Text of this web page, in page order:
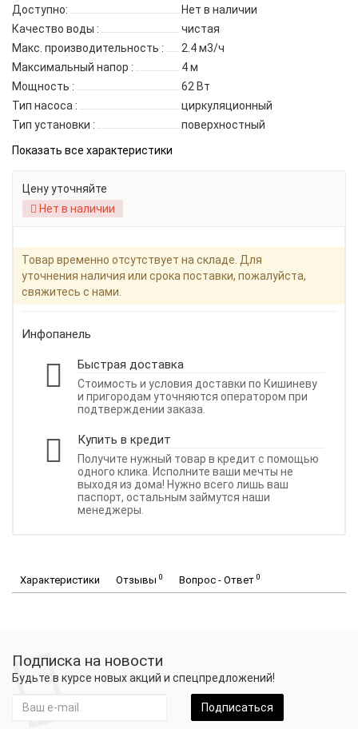
Доступно:
Нет в наличии
Качество воды :
чистая
Макс. производительность :
2.4 м3/ч
Максимальный напор :
4 м
Мощность :
62 Вт
Тип насоса :
циркуляционный
Тип установки :
поверхностный
Показать все характеристики
Цену уточняйте
Нет в наличии
Товар временно отсутствует на складе. Для
уточнения наличия или срока поставки, пожалуйста,
свяжитесь с нами.
Инфопанель
Быстрая доставка
Стоимость и условия доставки по Кишиневу
и пригородам уточняются оператором при
подтверждении заказа.
Купить в кредит
Получите нужный товар в кредит с помощью
одного клика. Исполните ваши мечты не
выходя из дома! Нужно всего лишь ваш
паспорт, остальным займутся наши
менеджеры.
Характеристики Отзывы 0 Вопрос - Ответ 0
Подписка на новости
Будьте в курсе новых акций и спецпредложений!
Подписаться